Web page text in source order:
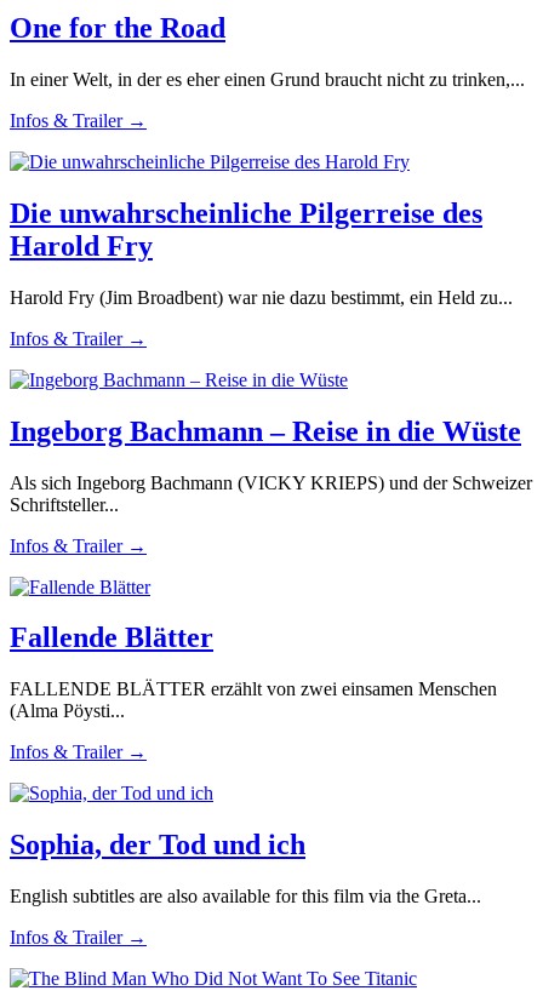
One for the Road
In einer Welt, in der es eher einen Grund braucht nicht zu trinken,...
Infos & Trailer →
Die unwahrscheinliche Pilgerreise des
Harold Fry
Harold Fry (Jim Broadbent) war nie dazu bestimmt, ein Held zu...
Infos & Trailer →
Ingeborg Bachmann – Reise in die Wüste
Als sich Ingeborg Bachmann (VICKY KRIEPS) und der Schweizer
Schriftsteller...
Infos & Trailer →
Fallende Blätter
FALLENDE BLÄTTER erzählt von zwei einsamen Menschen
(Alma Pöysti...
Infos & Trailer →
Sophia, der Tod und ich
English subtitles are also available for this film via the Greta...
Infos & Trailer →